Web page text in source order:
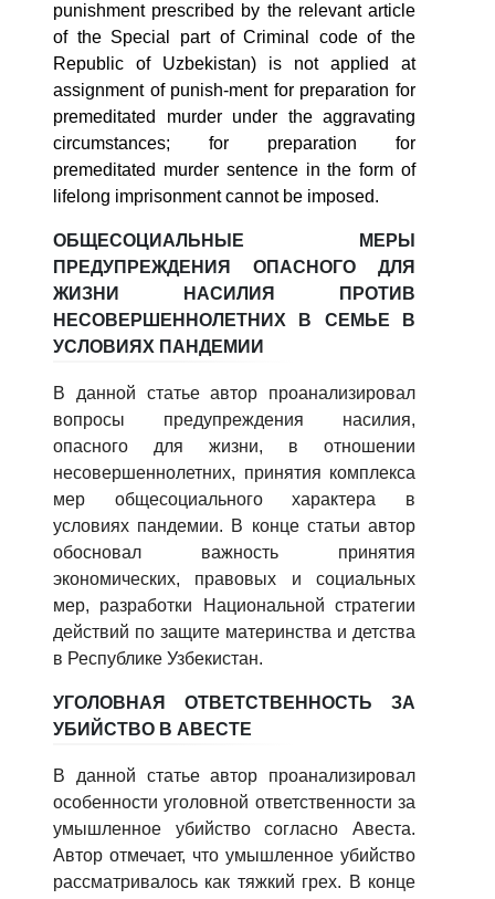
punishment prescribed by the relevant article
of the Special part of Criminal code of the
Republic of Uzbekistan) is not applied at
assignment of punish-ment for preparation for
premeditated murder under the aggravating
circumstances; for preparation for
premeditated murder sentence in the form of
lifelong imprisonment cannot be imposed.
ОБЩЕСОЦИАЛЬНЫЕ МЕРЫ
ПРЕДУПРЕЖДЕНИЯ ОПАСНОГО ДЛЯ
ЖИЗНИ НАСИЛИЯ ПРОТИВ
НЕСОВЕРШЕННОЛЕТНИХ В СЕМЬЕ В
УСЛОВИЯХ ПАНДЕМИИ
В данной статье автор проанализировал
вопросы предупреждения насилия,
опасного для жизни, в отношении
несовершеннолетних, принятия комплекса
мер общесоциального характера в
условиях пандемии. В конце статьи автор
обосновал важность принятия
экономических, правовых и социальных
мер, разработки Национальной стратегии
действий по защите материнства и детства
в Республике Узбекистан.
УГОЛОВНАЯ ОТВЕТСТВЕННОСТЬ ЗА
УБИЙСТВО В АВЕСТЕ
В данной статье автор проанализировал
особенности уголовной ответственности за
умышленное убийство согласно Авеста.
Автор отмечает, что умышленное убийство
рассматривалось как тяжкий грех. В конце